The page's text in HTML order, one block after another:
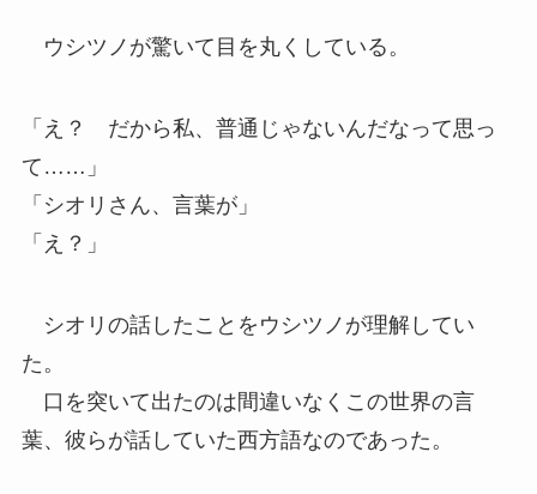
ウシツノが驚いて目を丸くしている。
「え？ だから私、普通じゃないんだなって思っ
て……」
「シオリさん、言葉が」
「え？」
シオリの話したことをウシツノが理解してい
た。
口を突いて出たのは間違いなくこの世界の言
葉、彼らが話していた西方語なのであった。